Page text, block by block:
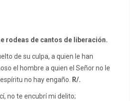
rodeas de cantos de liberación.
de su culpa, a quien le han
el hombre a quien el Señor no le
no hay engaño. R/.
no te encubrí mi delito;